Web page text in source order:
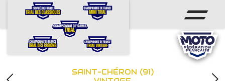
ACCUEIL
CALENDRIER
CHAMPIONNATSAINT-CHÉRON (91)